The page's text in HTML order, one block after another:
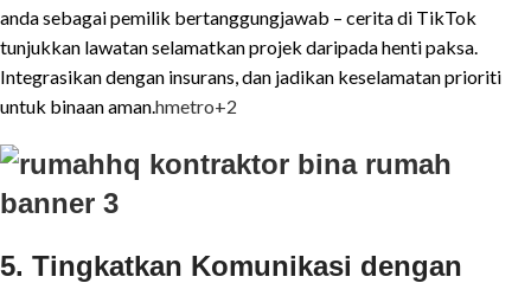
anda sebagai pemilik bertanggungjawab – cerita di TikTok
tunjukkan lawatan selamatkan projek daripada henti paksa.
Integrasikan dengan insurans, dan jadikan keselamatan prioriti
untuk binaan aman.hmetro+2
5. Tingkatkan Komunikasi dengan